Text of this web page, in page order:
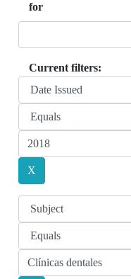
for
Current filters: